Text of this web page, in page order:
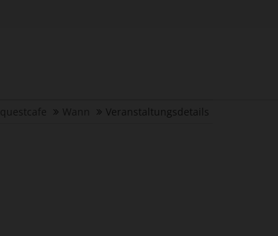
questcafe Wann Veranstaltungsdetails